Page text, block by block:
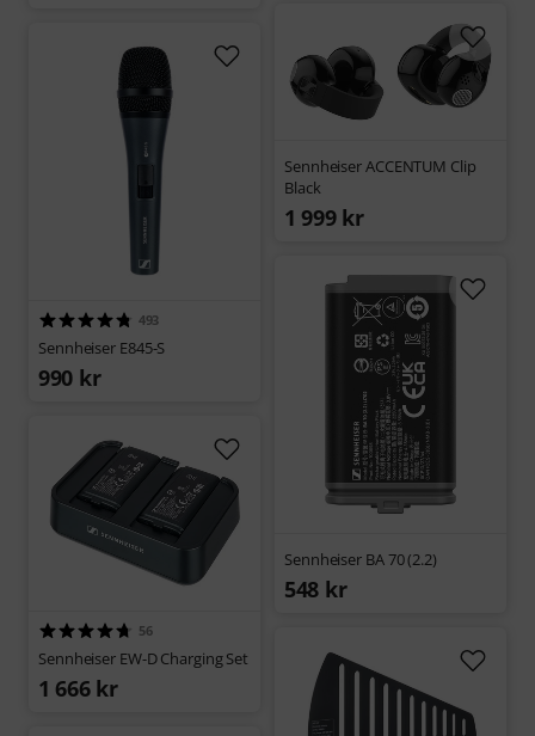
493
Sennheiser E845-S
990 kr
Sennheiser ACCENTUM Clip
Black
1 999 kr
56
Sennheiser EW-D Charging Set
1 666 kr
Sennheiser BA 70 (2.2)
548 kr